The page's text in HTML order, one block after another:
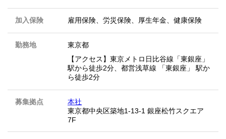
加入保険 雇用保険、労災保険、厚生年金、健康保険
勤務地
東京都
【アクセス】東京メトロ日比谷線「東銀座」
駅から徒歩2分、都営浅草線 「東銀座」 駅か
ら徒歩2分
募集拠点
本社
東京都中央区築地1-13-1 銀座松竹スクエア
7F